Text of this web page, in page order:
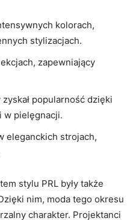
kolorach,
stylizacjach.
zapewniający
zyskał popularność dzięki
w pielęgnacji.
eleganckich strojach,
stylu PRL były także
nim, moda tego okresu
charakter. Projektanci